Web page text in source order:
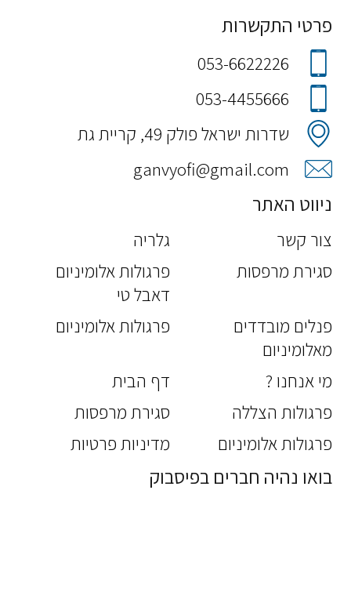
פרטי התקשרות
053-6622226
053-4455666
שדרות ישראל פולק 49, קריית גת
ganvyofi@gmail.com
ניווט האתר
צור קשר
גלריה
סגירת מרפסות
פרגולות אלומיניום
דאבל טי
פנלים מובדדים
מאלומיניום
פרגולות אלומיניום
מי אנחנו ?
דף הבית
פרגולות הצללה
סגירת מרפסות
פרגולות אלומיניום
מדיניות פרטיות
בואו נהיה חברים בפיסבוק